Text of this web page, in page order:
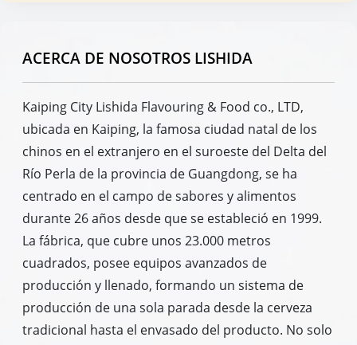
ACERCA DE NOSOTROS LISHIDA
Kaiping City Lishida Flavouring & Food co., LTD,
ubicada en Kaiping, la famosa ciudad natal de los
chinos en el extranjero en el suroeste del Delta del
Río Perla de la provincia de Guangdong, se ha
centrado en el campo de sabores y alimentos
durante 26 años desde que se estableció en 1999.
La fábrica, que cubre unos 23.000 metros
cuadrados, posee equipos avanzados de
producción y llenado, formando un sistema de
producción de una sola parada desde la cerveza
tradicional hasta el envasado del producto. No solo